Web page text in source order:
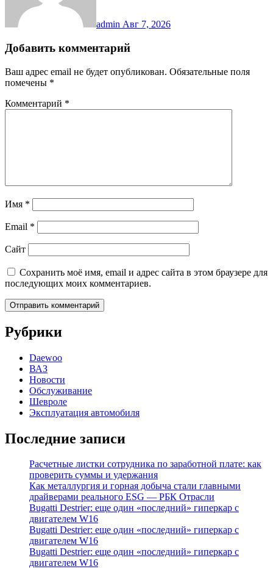
admin Авг 7, 2026
Добавить комментарий
Ваш адрес email не будет опубликован. Обязательные поля
помечены *
Комментарий *
Имя *
Email *
Сайт
Сохранить моё имя, email и адрес сайта в этом браузере для
последующих моих комментариев.
Рубрики
Daewoo
ВАЗ
Новости
Обслуживание
Шевроле
Эксплуатация автомобиля
Последние записи
Расчетные листки сотрудника по заработной плате: как
проверить суммы и удержания
Как металлургия и горная добыча стали главными
драйверами реального ESG — РБК Отрасли
Bugatti Destrier: еще один «последний» гиперкар с
двигателем W16
Bugatti Destrier: еще один «последний» гиперкар с
двигателем W16
Bugatti Destrier: еще один «последний» гиперкар с
двигателем W16